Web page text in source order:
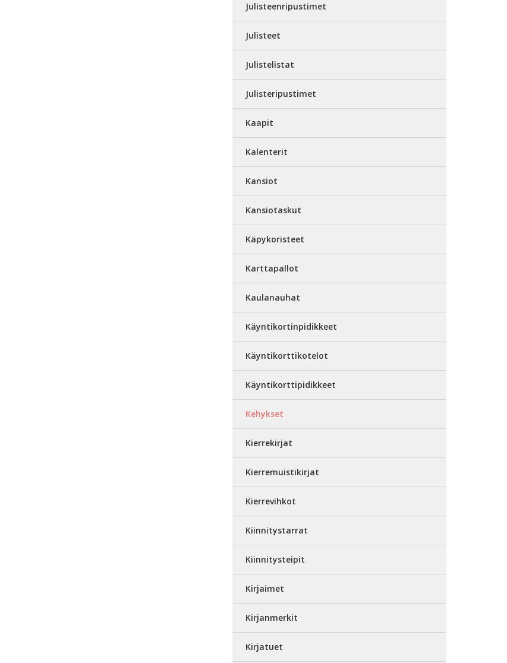
Julisteenripustimet
Julisteet
Julistelistat
Julisteripustimet
Kaapit
Kalenterit
Kansiot
Kansiotaskut
Käpykoristeet
Karttapallot
Kaulanauhat
Käyntikortinpidikkeet
Käyntikorttikotelot
Käyntikorttipidikkeet
Kehykset
Kierrekirjat
Kierremuistikirjat
Kierrevihkot
Kiinnitystarrat
Kiinnitysteipit
Kirjaimet
Kirjanmerkit
Kirjatuet